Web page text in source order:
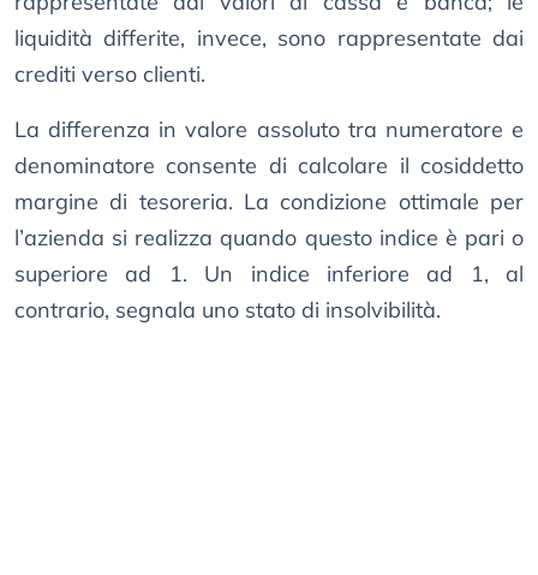
liquidità differite, invece, sono rappresentate dai
crediti verso clienti.
La differenza in valore assoluto tra numeratore e
denominatore consente di calcolare il cosiddetto
margine di tesoreria. La condizione ottimale per
l’azienda si realizza quando questo indice è pari o
superiore ad 1. Un indice inferiore ad 1, al
contrario, segnala uno stato di insolvibilità.